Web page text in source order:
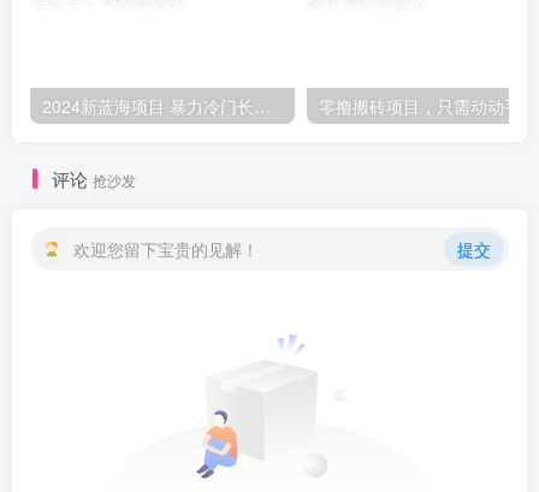
2024新蓝海项目 暴力冷门长期稳定 纯手机操作 单日收益3000+ 小白当天上手
评论 抢沙发
欢迎您留下宝贵的见解！ 提交